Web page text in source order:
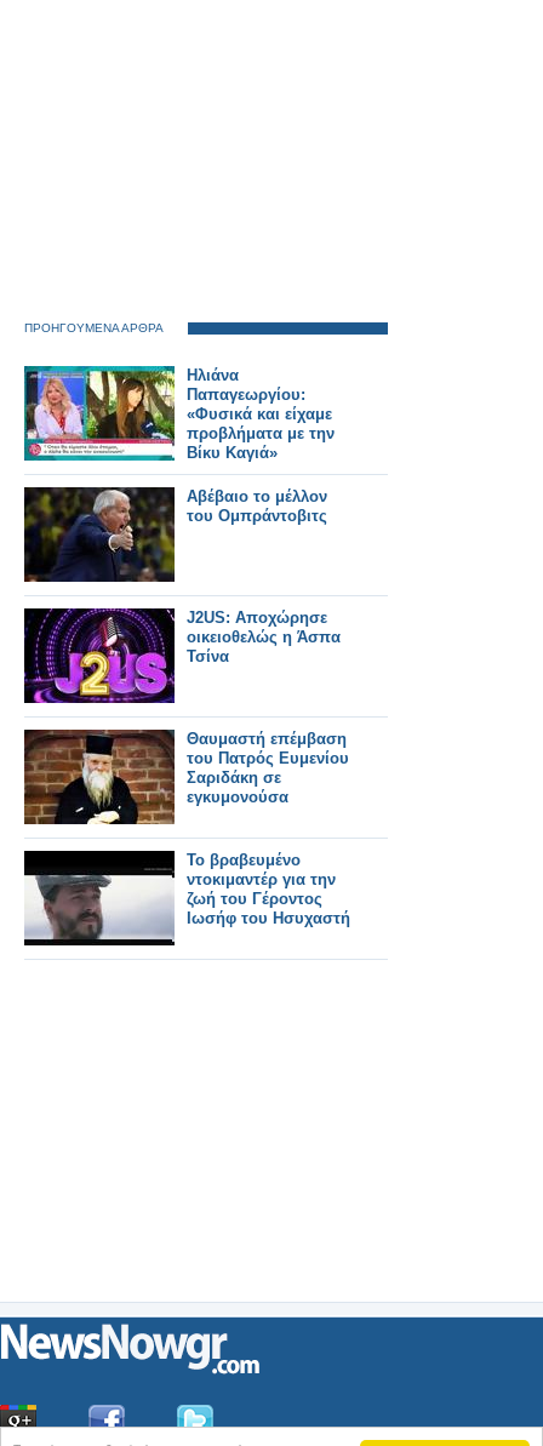
ΠΡΟΗΓΟΥΜΕΝΑ ΑΡΘΡΑ
Ηλιάνα
Παπαγεωργίου:
«Φυσικά και είχαμε
προβλήματα με την
Βίκυ Καγιά»
Αβέβαιο το μέλλον
του Ομπράντοβιτς
J2US: Αποχώρησε
οικειοθελώς η Άσπα
Τσίνα
Θαυμαστή επέμβαση
του Πατρός Ευμενίου
Σαριδάκη σε
εγκυμονούσα
Το βραβευμένο
ντοκιμαντέρ για την
ζωή του Γέροντος
Ιωσήφ του Ησυχαστή